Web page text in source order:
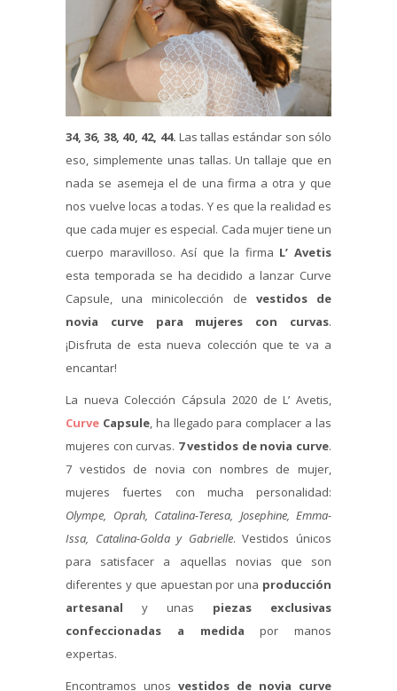
34, 36, 38, 40, 42, 44. Las tallas estándar son sólo
eso, simplemente unas tallas. Un tallaje que en
nada se asemeja el de una firma a otra y que
nos vuelve locas a todas. Y es que la realidad es
que cada mujer es especial. Cada mujer tiene un
cuerpo maravilloso. Así que la firma L’ Avetis
esta temporada se ha decidido a lanzar Curve
Capsule, una minicolección de vestidos de
novia curve
para mujeres con curvas.
¡Disfruta de esta nueva colección que te va a
encantar!
La nueva Colección Cápsula 2020 de L’ Avetis,
Curve Capsule, ha llegado para complacer a las
mujeres con curvas. 7 vestidos de novia curve.
7 vestidos de novia con nombres de mujer,
mujeres fuertes con mucha personalidad:
Olympe, Oprah, Catalina-Teresa, Josephine, Emma-
Issa, Catalina-Golda y Gabrielle. Vestidos únicos
para satisfacer a aquellas novias que son
diferentes y que apuestan por una producción
artesanal y unas piezas exclusivas
confeccionadas a medida por manos
expertas.
Encontramos unos vestidos de novia curve